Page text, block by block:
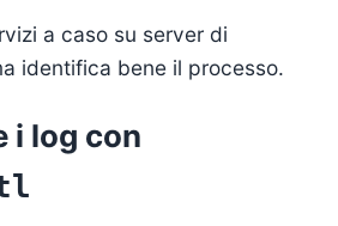
a caso su server di
identifica bene il processo.
i log con